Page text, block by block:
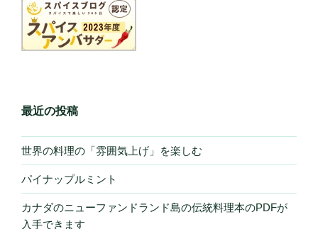
最近の投稿
世界の料理の「雰囲気上げ」を楽しむ
パイナップルミント
カナダのニューファンドランド島の伝統料理本のPDFが
入手できます